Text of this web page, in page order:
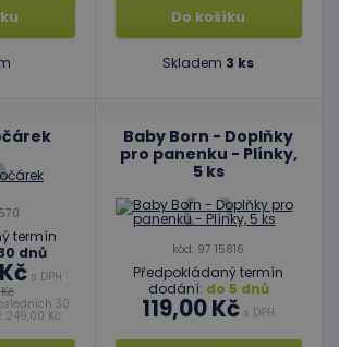
Do košíku
Skladem 3 ks
termín
dnů
s DPH
30
Kč
Baby Born - Doplňky
pro panenku - Plínky,
5 ks
kód: 97 15816
Předpokládaný termín
dodání: do 5 dnů
119,00 Kč s DPH